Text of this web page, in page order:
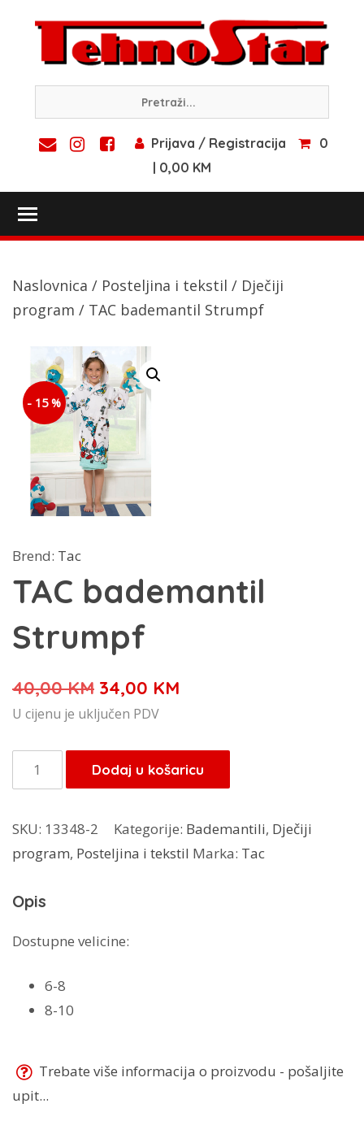
content
Prijava / Registracija
0
| 0,00 KM
Naslovnica / Posteljina i tekstil / Dječiji
program / TAC bademantil Strumpf
- 15 %
Brend: Tac
TAC bademantil
Strumpf
40,00KM Izvorna
cijena
je:
40,00 KM.
34,00 KM
34,00 KM.
U cijenu je uključen PDV
TAC
bademantil
količina
Dodaj u košaricu
SKU: 13348-2 Kategorije: Bademantili, Dječiji
program, Posteljina i tekstil Marka: Tac
Opis
Dostupne velicine:
6-8
8-10
Trebate više informacija o proizvodu - pošaljite
upit...